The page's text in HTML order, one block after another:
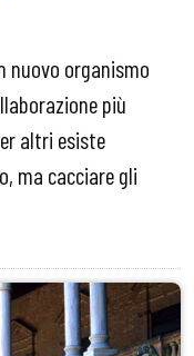
nuovo organismo
più
altri esiste
ma cacciare gli